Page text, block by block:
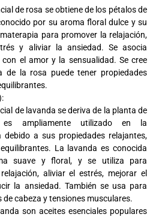
de rosa se obtiene de los pétalos de
por su aroma floral dulce y su
para promover la relajación,
y aliviar la ansiedad. Se asocia
con el amor y la sensualidad. Se cree
de la rosa puede tener propiedades
de lavanda se deriva de la planta de
ampliamente utilizado en la
debido a sus propiedades relajantes,
La lavanda es conocida
suave y floral, y se utiliza para
aliviar el estrés, mejorar el
la ansiedad. También se usa para
de cabeza y tensiones musculares.
son aceites esenciales populares